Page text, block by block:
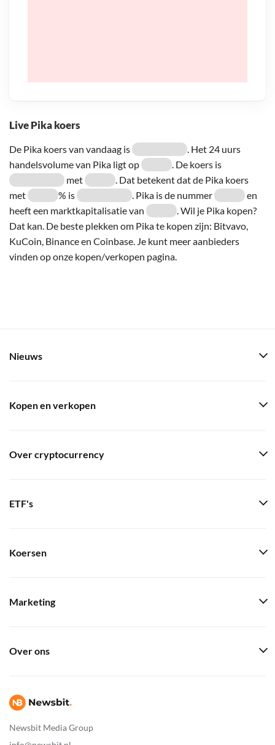
Live Pika koers
De Pika koers van vandaag is
. Het 24 uurs
handelsvolume van Pika ligt op
. De koers is
met
. Dat betekent dat de Pika koers
met
% is . Pika is de nummer
en
heeft een marktkapitalisatie van
. Wil je Pika kopen?
Dat kan. De beste plekken om Pika te kopen zijn: Bitvavo,
KuCoin, Binance en Coinbase. Je kunt meer aanbieders
vinden op onze kopen/verkopen pagina.
Newsbit Media Group
Nieuws
Kopen en verkopen
Over cryptocurrency
ETF's
Koersen
Marketing
Over ons